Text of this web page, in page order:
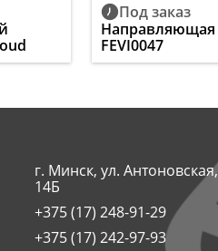
Под заказ
Направляющая
FEVI0047
г. Минск, ул. Антоновская,
14Б
+375 (17) 248-91-29
+375 (17) 242-97-93